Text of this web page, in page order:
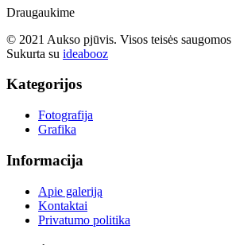
Draugaukime
© 2021 Aukso pjūvis. Visos teisės
Sukurta su ideabooz
Kategorijos
Fotografija
Grafika
Informacija
Apie galeriją
Kontaktai
Privatumo politika